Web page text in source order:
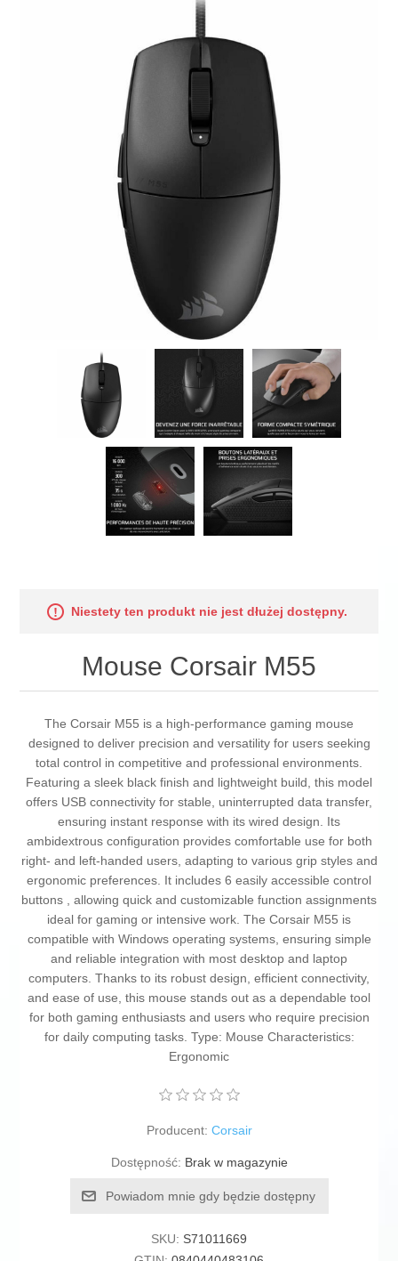
Niestety ten produkt nie jest dłużej dostępny.
Mouse Corsair M55
The Corsair M55 is a high-performance gaming mouse
designed to deliver precision and versatility for users seeking
total control in competitive and professional environments.
Featuring a sleek black finish and lightweight build, this model
offers USB connectivity for stable, uninterrupted data transfer,
ensuring instant response with its wired design. Its
ambidextrous configuration provides comfortable use for both
right- and left-handed users, adapting to various grip styles and
ergonomic preferences. It includes 6 easily accessible control
buttons , allowing quick and customizable function assignments
ideal for gaming or intensive work. The Corsair M55 is
compatible with Windows operating systems, ensuring simple
and reliable integration with most desktop and laptop
computers. Thanks to its robust design, efficient connectivity,
and ease of use, this mouse stands out as a dependable tool
for both gaming enthusiasts and users who require precision
for daily computing tasks. Type: Mouse Characteristics:
Ergonomic
Producent: Corsair
Dostępność: Brak w magazynie
Powiadom mnie gdy będzie dostępny
SKU: S71011669